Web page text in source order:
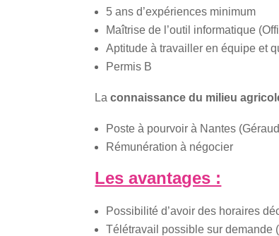
5 ans d’expériences minimum
Maîtrise de l’outil informatique
Aptitude à travailler en équipe et
Permis B
La connaissance du milieu
Poste à pourvoir à Nantes
Rémunération à négocier
Les avantages :
Possibilité d’avoir des horaires
Télétravail possible sur demande